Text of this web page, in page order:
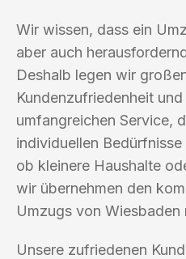
Wir wissen, dass ein
aber auch
Deshalb legen wir
Kundenzufriedenheit
umfangreichen Service,
individuellen
ob kleinere Haushalte
wir übernehmen den
Umzugs von Wiesbaden
Unsere zufriedenen